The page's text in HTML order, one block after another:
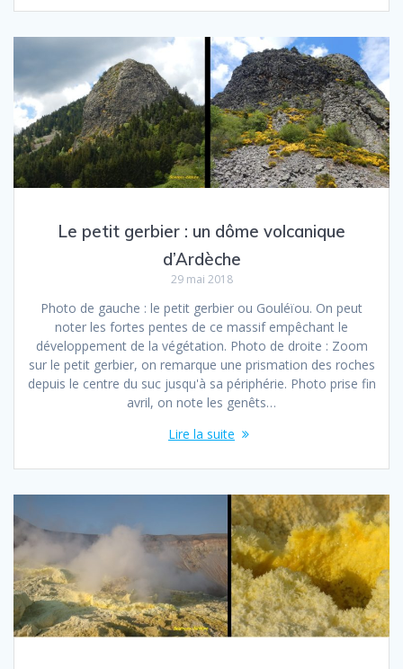
Le petit gerbier : un dôme volcanique
d’Ardèche
29 mai 2018
Photo de gauche : le petit gerbier ou Gouléïou. On peut
noter les fortes pentes de ce massif empêchant le
développement de la végétation. Photo de droite : Zoom
sur le petit gerbier, on remarque une prismation des roches
depuis le centre du suc jusqu'à sa périphérie. Photo prise fin
avril, on note les genêts…
Lire la suite